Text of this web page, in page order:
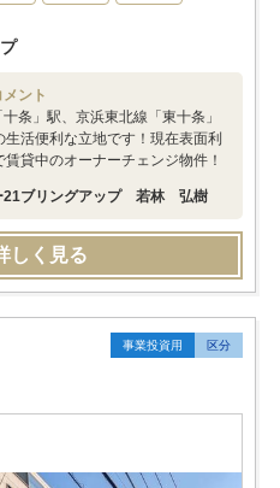
ント
十条」駅、京浜東北線「東十条」
生活便利な立地です！現在表面利
賃貸中のオーナーチェンジ物件！
21ブリングアップ 若林 弘樹
しく見る
事業投資用 区分